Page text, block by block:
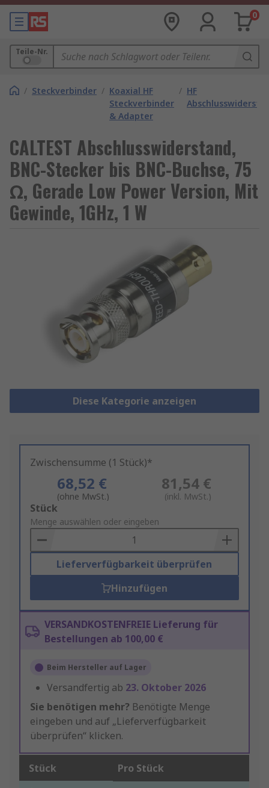
0
Teile-Nr.
/ Steckverbinder / Koaxial HF
Steckverbinder
& Adapter
/ HF
CALTEST Abschlusswiderstand,
BNC-Stecker bis BNC-Buchse, 75
Ω, Gerade Low Power Version, Mit
Gewinde, 1GHz, 1 W
Diese Kategorie anzeigen
Zwischensumme (1 Stück)*
68,52 €
(ohne MwSt.)
81,54 €
(inkl. MwSt.)
Add
to
Basket
Stück
Menge auswählen oder eingeben
Lieferverfügbarkeit überprüfen
Hinzufügen
VERSANDKOSTENFREIE Lieferung für
Bestellungen ab 100,00 €
Beim Hersteller auf Lager
Versandfertig ab 23. Oktober 2026
Sie benötigen mehr? Benötigte Menge
eingeben und auf „Lieferverfügbarkeit
überprüfen“ klicken.
Stück Pro Stück